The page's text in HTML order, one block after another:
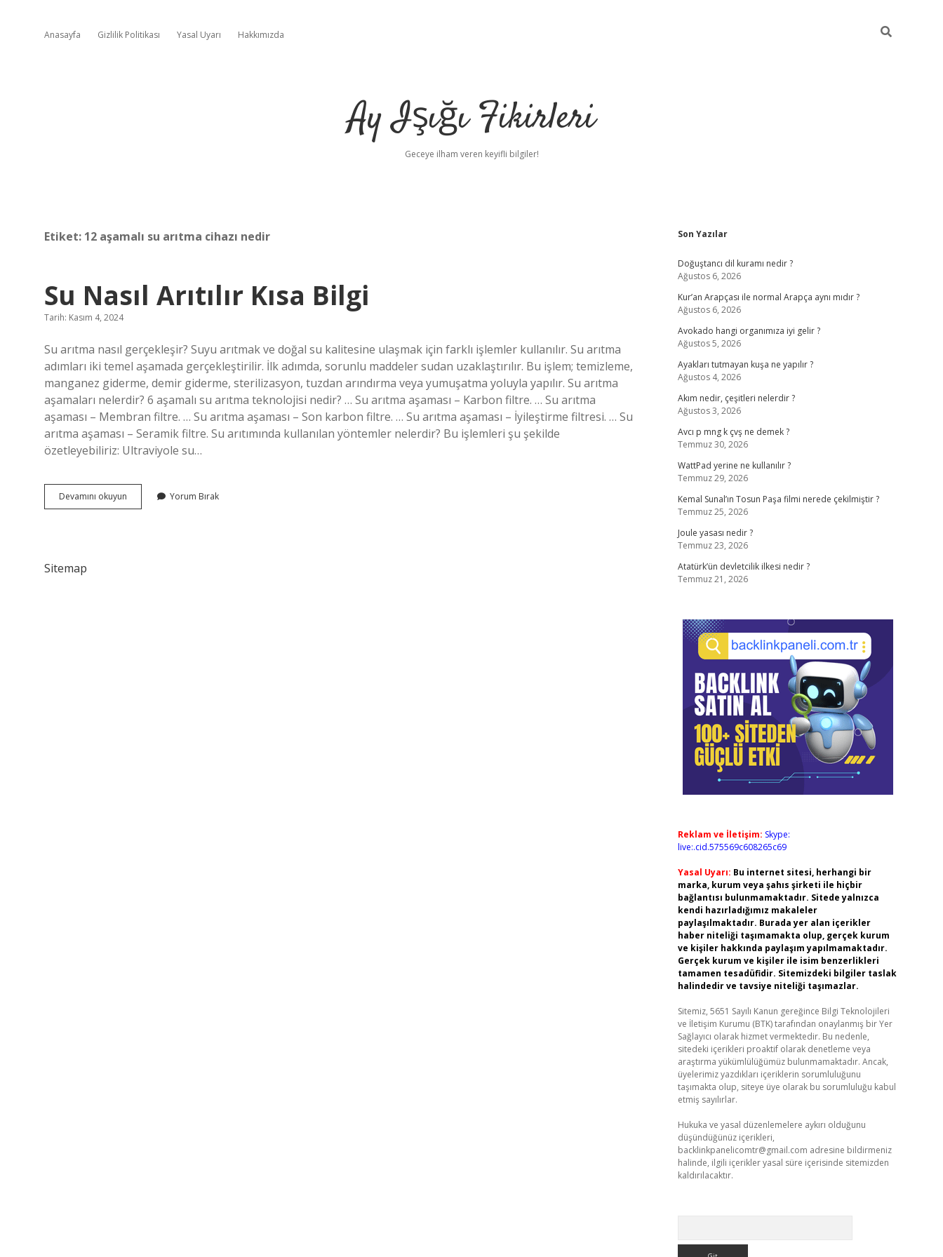
Anasayfa Gizlilik Politikası Yasal Uyarı Hakkımızda
Ay Işığı Fikirleri
Geceye ilham veren keyifli bilgiler!
Etiket: 12 aşamalı su arıtma cihazı nedir
Su Nasıl Arıtılır Kısa Bilgi
Tarih: Kasım 4, 2024
Su arıtma nasıl gerçekleşir? Suyu arıtmak ve doğal su kalitesine ulaşmak için farklı işlemler kullanılır. Su arıtma
adımları iki temel aşamada gerçekleştirilir. İlk adımda, sorunlu maddeler sudan uzaklaştırılır. Bu işlem; temizleme,
manganez giderme, demir giderme, sterilizasyon, tuzdan arındırma veya yumuşatma yoluyla yapılır. Su arıtma
aşamaları nelerdir? 6 aşamalı su arıtma teknolojisi nedir? … Su arıtma aşaması – Karbon filtre. … Su arıtma
aşaması – Membran filtre. … Su arıtma aşaması – Son karbon filtre. … Su arıtma aşaması – İyileştirme filtresi. … Su
arıtma aşaması – Seramik filtre. Su arıtımında kullanılan yöntemler nelerdir? Bu işlemleri şu şekilde
özetleyebiliriz: Ultraviyole su…
Devamını okuyun
Nasıl
Yorum Bırak
Sitemap
Sidebar
Son Yazılar
Doğuştancı dil kuramı nedir ?
Ağustos 6, 2026
Kur’an Arapçası ile normal Arapça aynı mıdır ?
Ağustos 6, 2026
Avokado hangi organımıza iyi gelir ?
Ağustos 5, 2026
Ayakları tutmayan kuşa ne yapılır ?
Ağustos 4, 2026
Akım nedir, çeşitleri nelerdir ?
Ağustos 3, 2026
Avcı p mng k çvş ne demek ?
Temmuz 30, 2026
WattPad yerine ne kullanılır ?
Temmuz 29, 2026
Kemal Sunal’ın Tosun Paşa filmi nerede çekilmiştir ?
Temmuz 25, 2026
Joule yasası nedir ?
Temmuz 23, 2026
Atatürk’ün devletcilik ilkesi nedir ?
Temmuz 21, 2026
Reklam ve İletişim: Skype:
live:.cid.575569c608265c69
Yasal Uyarı: Bu internet sitesi, herhangi bir
marka, kurum veya şahıs şirketi ile hiçbir
bağlantısı bulunmamaktadır. Sitede yalnızca
kendi hazırladığımız makaleler
paylaşılmaktadır. Burada yer alan içerikler
haber niteliği taşımamakta olup, gerçek kurum
ve kişiler hakkında paylaşım yapılmamaktadır.
Gerçek kurum ve kişiler ile isim benzerlikleri
tamamen tesadüfidir. Sitemizdeki bilgiler taslak
halindedir ve tavsiye niteliği taşımazlar.
Sitemiz, 5651 Sayılı Kanun gereğince Bilgi Teknolojileri
ve İletişim Kurumu (BTK) tarafından onaylanmış bir Yer
Sağlayıcı olarak hizmet vermektedir. Bu nedenle,
sitedeki içerikleri proaktif olarak denetleme veya
araştırma yükümlülüğümüz bulunmamaktadır. Ancak,
üyelerimiz yazdıkları içeriklerin sorumluluğunu
taşımakta olup, siteye üye olarak bu sorumluluğu kabul
etmiş sayılırlar.
Hukuka ve yasal düzenlemelere aykırı olduğunu
düşündüğünüz içerikleri,
backlinkpanelicomtr@gmail.com adresine bildirmeniz
halinde, ilgili içerikler yasal süre içerisinde sitemizden
kaldırılacaktır.